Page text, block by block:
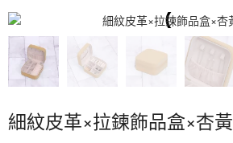
全部商品
細紋皮革×拉鍊飾品盒×杏黃